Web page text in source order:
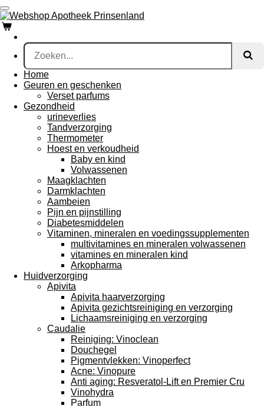
Ga
direct
naar
de
hoofdinhoud
Home
Geuren en geschenken
Verset parfums
Gezondheid
urineverlies
Tandverzorging
Thermometer
Hoest en verkoudheid
Baby en kind
Volwassenen
Maagklachten
Darmklachten
Aambeien
Pijn en pijnstilling
Diabetesmiddelen
Vitaminen, mineralen en voedingssupplementen
multivitamines en mineralen volwassenen
vitamines en mineralen kind
Arkopharma
Huidverzorging
Apivita
Apivita haarverzorging
Apivita gezichtsreiniging en verzorging
Lichaamsreiniging en verzorging
Caudalie
Reiniging: Vinoclean
Douchegel
Pigmentvlekken: Vinoperfect
Acne: Vinopure
Anti aging: Resveratol-Lift en Premier Cru
Vinohydra
Parfum